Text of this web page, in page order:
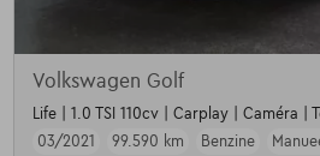
Volkswagen Golf
Life | 1.0 TSI 110cv | Carplay | Caméra |
03/2021
99.590 km Benzine